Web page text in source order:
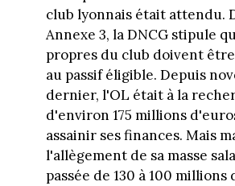
club lyonnais était attendu.
Annexe 3, la DNCG stipule
propres du club doivent
au passif éligible. Depuis
dernier, l'OL était à la
d'environ 175 millions
assainir ses finances. Mais
l'allègement de sa masse
passée de 130 à 100 millions